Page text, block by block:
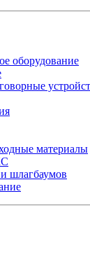
оборудование
материалы
шлагбаумов